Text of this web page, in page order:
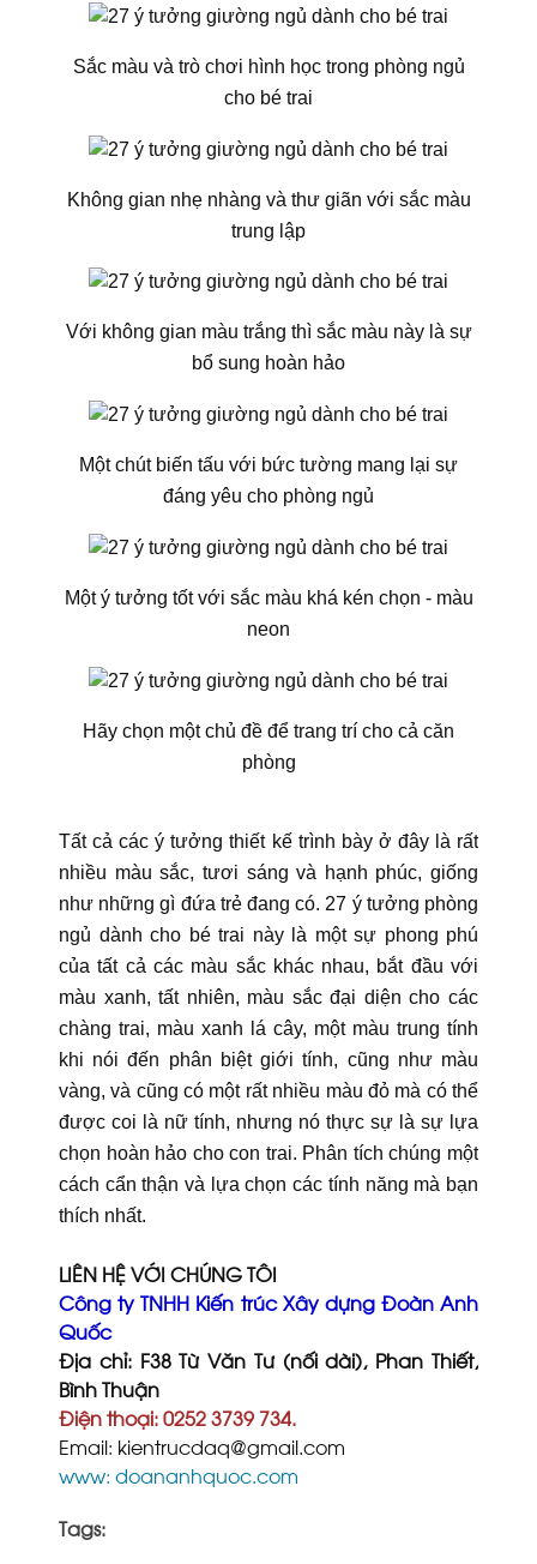
Sắc màu và trò chơi hình học trong phòng ngủ
cho bé trai
Không gian nhẹ nhàng và thư giãn với sắc màu
trung lập
Với không gian màu trắng thì sắc màu này là sự
bổ sung hoàn hảo
Một chút biến tấu với bức tường mang lại sự
đáng yêu cho phòng ngủ
Một ý tưởng tốt với sắc màu khá kén chọn - màu
neon
Hãy chọn một chủ đề để trang trí cho cả căn
phòng
Tất cả các ý tưởng thiết kế trình bày ở đây là rất
nhiều màu sắc, tươi sáng và hạnh phúc, giống
như những gì đứa trẻ đang có. 27 ý tưởng phòng
ngủ dành cho bé trai này là một sự phong phú
của tất cả các màu sắc khác nhau, bắt đầu với
màu xanh, tất nhiên, màu sắc đại diện cho các
chàng trai, màu xanh lá cây, một màu trung tính
khi nói đến phân biệt giới tính, cũng như màu
vàng, và cũng có một rất nhiều màu đỏ mà có thể
được coi là nữ tính, nhưng nó thực sự là sự lựa
chọn hoàn hảo cho con trai. Phân tích chúng một
cách cẩn thận và lựa chọn các tính năng mà bạn
thích nhất.
LIÊN HỆ VỚI CHÚNG TÔI
Công ty TNHH Kiến trúc Xây dựng Đoàn Anh
Quốc
Địa chỉ: F38 Từ Văn Tư (nối dài), Phan Thiết,
Bình Thuận
Điện thoại: 0252 3739 734.
Email: kientrucdaq@gmail.com
www: doananhquoc.com
Tags: